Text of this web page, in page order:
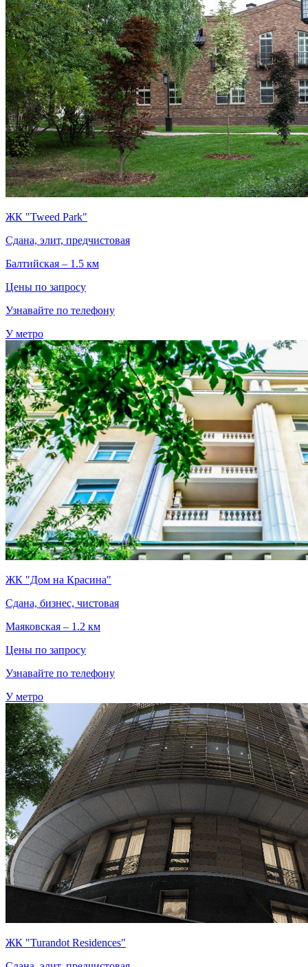
ЖК "Tweed Park"
Сдана, элит, предчистовая
Балтийская – 1.5 км
Цены по запросу
Узнавайте по телефону
У метро
ЖК "Дом на Красина"
Сдана, бизнес, чистовая
Маяковская – 1.2 км
Цены по запросу
Узнавайте по телефону
У метро
ЖК "Turandot Residences"